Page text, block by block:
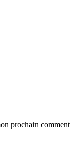
prochain